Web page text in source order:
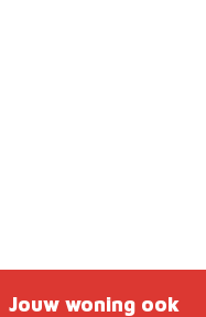
Jouw woning ook